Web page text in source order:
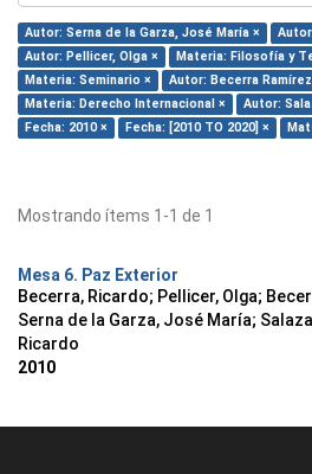
Autor: Serna de la Garza, José María ×
Autor: Pellicer, Olga ×
Materia: Filosofía y
Materia: Seminario ×
Autor: Becerra
Materia: Derecho Internacional ×
Autor:
Fecha: 2010 ×
Fecha: [2010 TO 2020] ×
Mostrando ítems 1-1 de 1
Mesa 6. Paz Exterior
Becerra, Ricardo; Pellicer, Olga;
Serna de la Garza, José María;
Ricardo
2010